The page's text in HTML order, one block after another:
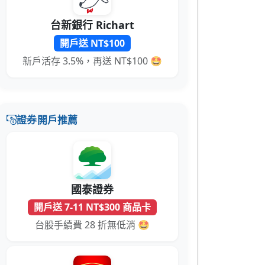
台新銀行 Richart
開戶送 NT$100
新戶活存 3.5%，再送 NT$100 🤩
證券開戶推薦
國泰證券
開戶送 7-11 NT$300 商品卡
台股手續費 28 折無低消 🤩